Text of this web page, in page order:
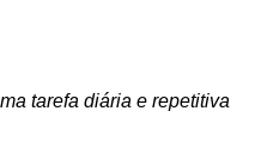
tarefa diária e repetitiva